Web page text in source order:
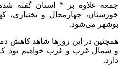
جمعه علاوه بر ۳
خوزستان، چهارمحال و بختیاری،
بوشهر می‌شود.
و شمال غرب و غرب خواهیم بود که
دارد.